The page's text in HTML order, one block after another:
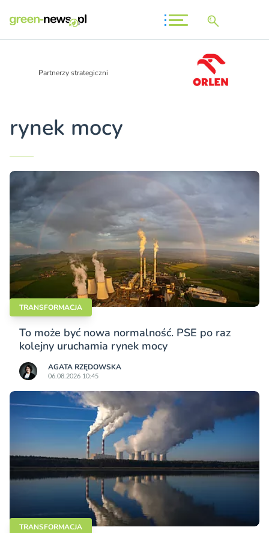
Partnerzy strategiczni
rynek mocy
TRANSFORMACJA
To może być nowa normalność. PSE po raz
kolejny uruchamia rynek mocy
AGATA RZĘDOWSKA
06.08.2026 10:45
TRANSFORMACJA